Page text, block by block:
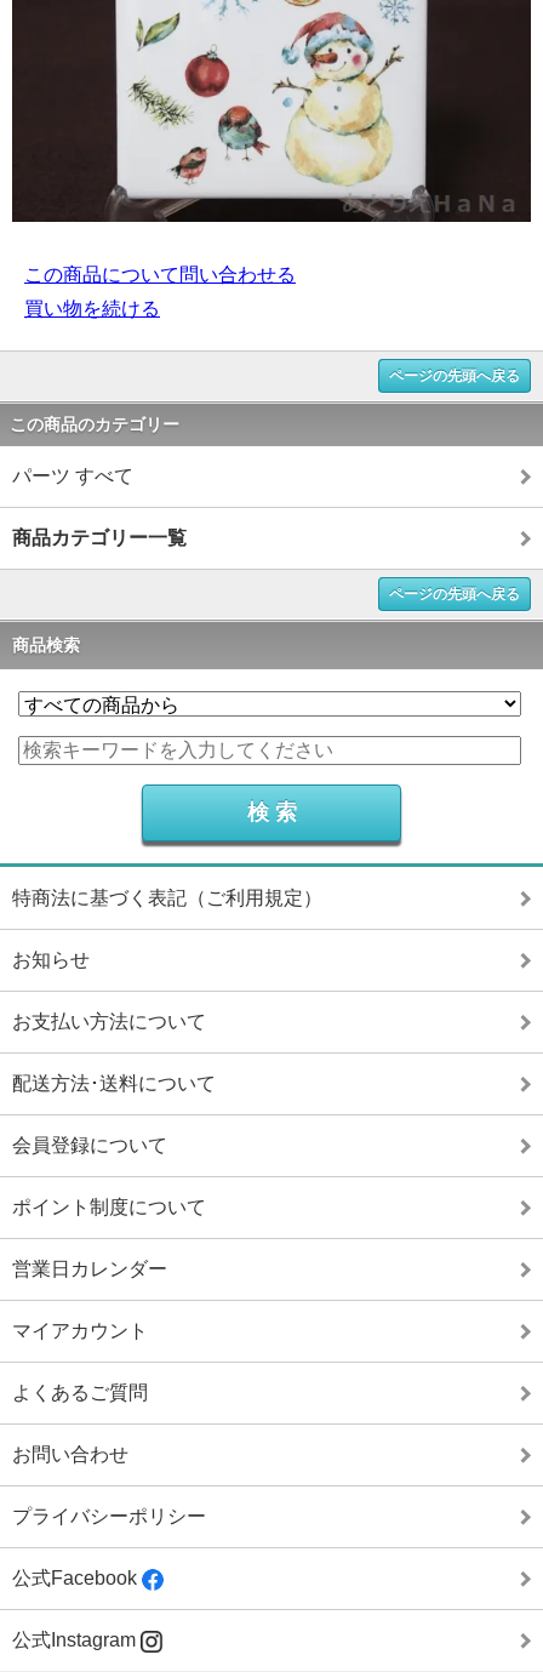
この商品について問い合わせる
買い物を続ける
ページの先頭へ戻る
この商品のカテゴリー
パーツ すべて
商品カテゴリー一覧
ページの先頭へ戻る
商品検索
特商法に基づく表記（ご利用規定）
お知らせ
お支払い方法について
配送方法･送料について
会員登録について
ポイント制度について
営業日カレンダー
マイアカウント
よくあるご質問
お問い合わせ
プライバシーポリシー
公式Facebook
公式Instagram